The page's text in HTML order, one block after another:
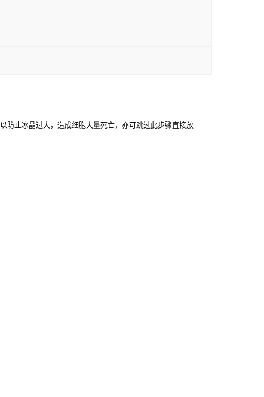
以防止冰晶过大，造成细胞大量死亡，亦可跳过此步骤直接放